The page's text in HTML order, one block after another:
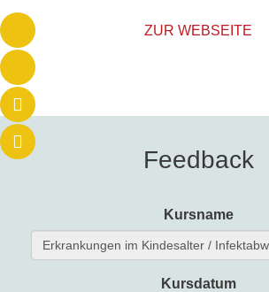
ZUR WEBSEITE
Feedback
Kursname
Kursdatum